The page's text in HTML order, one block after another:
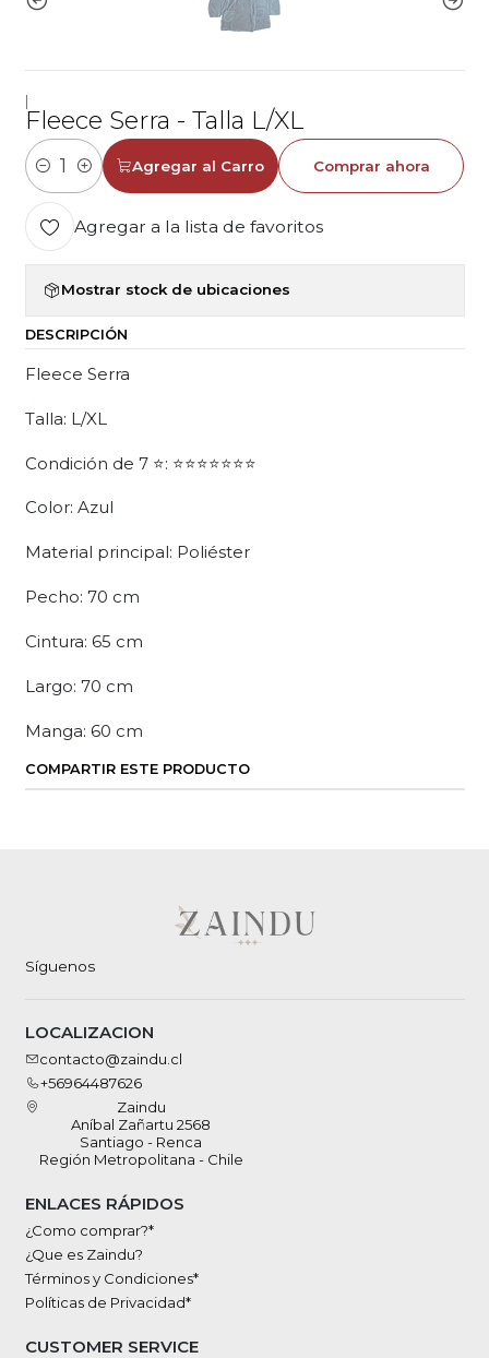
Fleece Serra - Talla L/XL
Cantidad
Agregar al Carro Comprar ahora
Agregar a la lista de favoritos
Mostrar stock de ubicaciones
DESCRIPCIÓN
Fleece Serra
Talla: L/XL
Condición de 7 ⭐: ⭐⭐⭐⭐⭐⭐⭐
Color: Azul
Material principal: Poliéster
Pecho: 70 cm
Cintura: 65 cm
Largo: 70 cm
Manga: 60 cm
COMPARTIR ESTE PRODUCTO
Síguenos
LOCALIZACION
contacto@zaindu.cl
+56964487626
Zaindu
Aníbal Zañartu 2568
Santiago - Renca
Región Metropolitana - Chile
ENLACES RÁPIDOS
¿Como comprar?*
¿Que es Zaindu?
Términos y Condiciones*
Políticas de Privacidad*
CUSTOMER SERVICE